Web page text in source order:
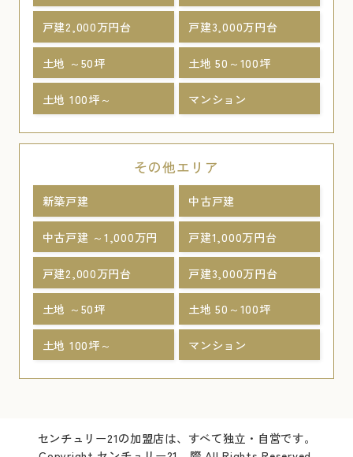
戸建2,000万円台 戸建3,000万円台
土地 ～50坪 土地 50～100坪
土地 100坪～ マンション
その他エリア
新築戸建 中古戸建
中古戸建 ～1,000万円 戸建1,000万円台
戸建2,000万円台 戸建3,000万円台
土地 ～50坪 土地 50～100坪
土地 100坪～ マンション
センチュリー21の加盟店は、すべて独立・自営です。